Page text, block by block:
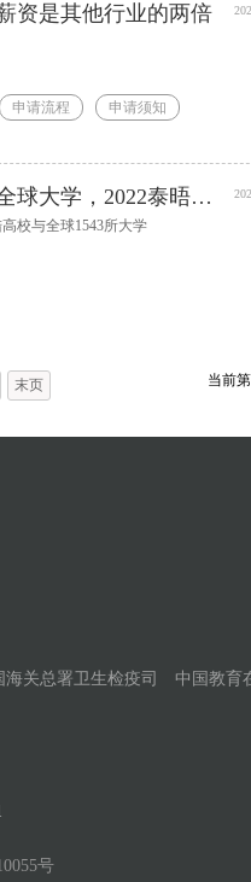
资是其他行业的两倍
申请流程
申请须知
以中国学科方式考量全球大学，2022泰晤士高等教育中国学科评级发布
校与全球1543所大学
末页 当前第
关总署卫生检疫司 中国教育
号